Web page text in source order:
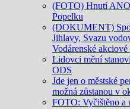
(FOTO) Hnutí
Popelku
(DOKUMENT)
Jihlavy, Svazu
Vodárenské akciové
Lidovci mění
ODS
Jde jen o městské
možná zůstanou v
FOTO: Vyčištěno a